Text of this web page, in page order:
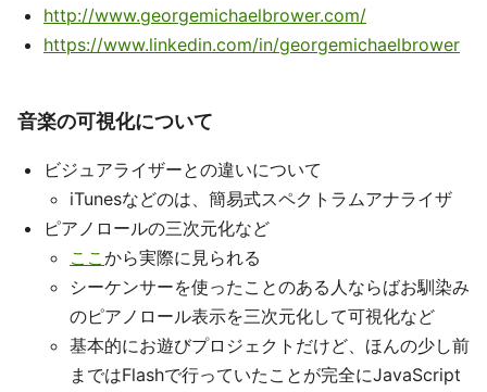
http://www.georgemichaelbrower.com/
https://www.linkedin.com/in/georgemichaelbrower
音楽の可視化について
ビジュアライザーとの違いについて
iTunesなどのは、簡易式スペクトラムアナライザ
ピアノロールの三次元化など
ここから実際に見られる
シーケンサーを使ったことのある人ならばお馴染み
のピアノロール表示を三次元化して可視化など
基本的にお遊びプロジェクトだけど、ほんの少し前
まではFlashで行っていたことが完全にJavaScript